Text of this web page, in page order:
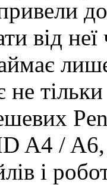
від
не
A4 / A6,
і